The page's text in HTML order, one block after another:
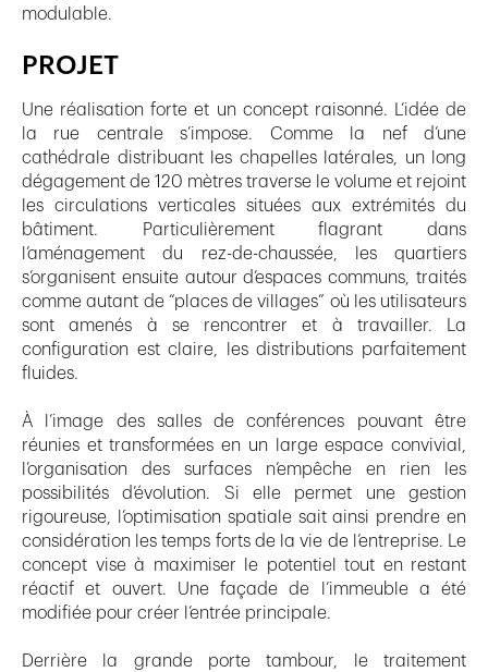
modulable.
PROJET
Une réalisation forte et un concept raisonné. L’idée de
la rue centrale s’impose. Comme la nef d’une
cathédrale distribuant les chapelles latérales, un long
dégagement de 120 mètres traverse le volume et rejoint
les circulations verticales situées aux extrémités du
bâtiment. Particulièrement flagrant dans
l’aménagement du rez-de-chaussée, les quartiers
s’organisent ensuite autour d’espaces communs, traités
comme autant de “places de villages” où les utilisateurs
sont amenés à se rencontrer et à travailler. La
configuration est claire, les distributions parfaitement
fluides.
À l’image des salles de conférences pouvant être
réunies et transformées en un large espace convivial,
l’organisation des surfaces n’empêche en rien les
possibilités d’évolution. Si elle permet une gestion
rigoureuse, l’optimisation spatiale sait ainsi prendre en
considération les temps forts de la vie de l’entreprise. Le
concept vise à maximiser le potentiel tout en restant
réactif et ouvert. Une façade de l’immeuble a été
modifiée pour créer l’entrée principale.
Derrière la grande porte tambour, le traitement